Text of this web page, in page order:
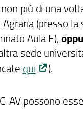
più di una
Agraria (presso
Aula E),
sede
qui ).
AV possono